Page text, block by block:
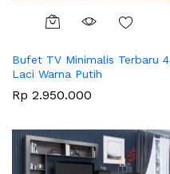
Bufet TV Minimalis Terbaru 4
Laci Warna Putih
Rp 2.950.000